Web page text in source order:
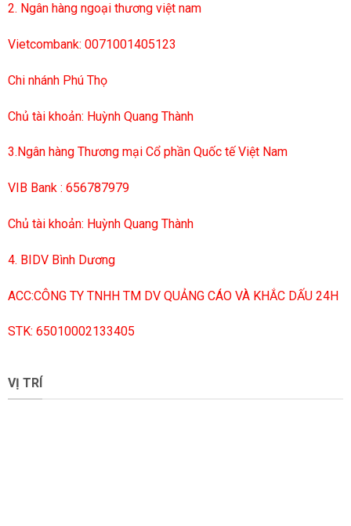
2. Ngân hàng ngoại thương việt nam
Vietcombank: 0071001405123
Chi nhánh Phú Thọ
Chủ tài khoản: Huỳnh Quang Thành
3.Ngân hàng Thương mại Cổ phần Quốc tế Việt Nam
VIB Bank : 656787979
Chủ tài khoản: Huỳnh Quang Thành
4. BIDV Bình Dương
ACC:CÔNG TY TNHH TM DV QUẢNG CÁO VÀ KHẮC DẤU 24H
STK: 65010002133405
VỊ TRÍ